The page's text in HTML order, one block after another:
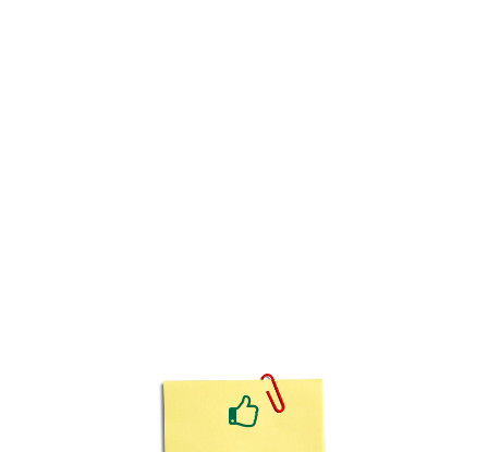
